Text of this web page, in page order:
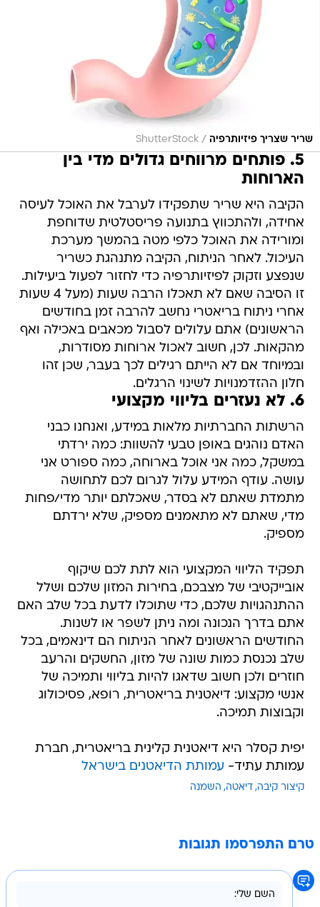
שריר שצריך פיזיותרפיה /
ShutterStock
5. פותחים מרווחים גדולים מדי בין
הארוחות
הקיבה היא שריר שתפקידו לערבל את האוכל לעיסה
אחידה, ולהתכווץ בתנועה פריסטלטית שדוחפת
ומורידה את האוכל כלפי מטה בהמשך מערכת
העיכול. לאחר הניתוח, הקיבה מתנהגת כשריר
שנפצע וזקוק לפיזיותרפיה כדי לחזור לפעול ביעילות.
זו הסיבה שאם לא תאכלו הרבה שעות (מעל 4 שעות
אחרי ניתוח בריאטרי נחשב להרבה זמן בחודשים
הראשונים) אתם עלולים לסבול מכאבים באכילה ואף
מהקאות. לכן, חשוב לאכול ארוחות מסודרות,
ובמיוחד אם לא הייתם רגילים לכך בעבר, שכן זהו
חלון ההזדמנויות לשינוי הרגלים.
6. לא נעזרים בליווי מקצועי
הרשתות החברתיות מלאות במידע, ואנחנו כבני
האדם נוהגים באופן טבעי להשוות: כמה ירדתי
במשקל, כמה אני אוכל בארוחה, כמה ספורט אני
עושה. עודף המידע עלול לגרום לכם לתחושה
מתמדת שאתם לא בסדר, שאכלתם יותר מדי/פחות
מדי, שאתם לא מתאמנים מספיק, שלא ירדתם
מספיק.
תפקיד הליווי המקצועי הוא לתת לכם שיקוף
אובייקטיבי של מצבכם, בחירות המזון שלכם ושלל
ההתנהגויות שלכם, כדי שתוכלו לדעת בכל שלב האם
אתם בדרך הנכונה ומה ניתן לשפר או לשנות.
החודשים הראשונים לאחר הניתוח הם דינאמים, בכל
שלב נכנסת כמות שונה של מזון, החשקים והרעב
חוזרים ולכן חשוב שדאגו להיות בליווי ותמיכה של
אנשי מקצוע: דיאטנית בריאטרית, רופא, פסיכולוג
וקבוצות תמיכה.
יפית קסלר היא דיאטנית קלינית בריאטרית, חברת
עמותת עתיד- עמותת הדיאטנים בישראל
קיצור קיבה דיאטה השמנה
טרם התפרסמו תגובות